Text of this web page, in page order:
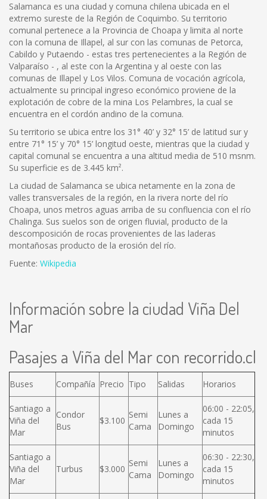
Salamanca es una ciudad y comuna chilena ubicada en el
extremo sureste de la Región de Coquimbo. Su territorio
comunal pertenece a la Provincia de Choapa y limita al norte
con la comuna de Illapel, al sur con las comunas de Petorca,
Cabildo y Putaendo - estas tres pertenecientes a la Región de
Valparaíso - , al este con la Argentina y al oeste con las
comunas de Illapel y Los Vilos. Comuna de vocación agrícola,
actualmente su principal ingreso económico proviene de la
explotación de cobre de la mina Los Pelambres, la cual se
encuentra en el cordón andino de la comuna.
Su territorio se ubica entre los 31° 40’ y 32° 15’ de latitud sur y
entre 71° 15’ y 70° 15’ longitud oeste, mientras que la ciudad y
capital comunal se encuentra a una altitud media de 510 msnm.
Su superficie es de 3.445 km².
La ciudad de Salamanca se ubica netamente en la zona de
valles transversales de la región, en la rivera norte del río
Choapa, unos metros aguas arriba de su confluencia con el río
Chalinga. Sus suelos son de origen fluvial, producto de la
descomposición de rocas provenientes de las laderas
montañosas producto de la erosión del río.
Fuente: Wikipedia
Información sobre la ciudad Viña Del
Mar
Pasajes a Viña del Mar con recorrido.cl
Buses Compañía Precio Tipo Salidas Horarios
Santiago a
Viña del
Mar
Condor
Bus
$3.100
Semi
Cama
Lunes a
Domingo
06:00 - 22:05,
cada 15
minutos
Santiago a
Viña del
Mar
Turbus $3.000
Semi
Cama
Lunes a
Domingo
06:30 - 22:30,
cada 15
minutos